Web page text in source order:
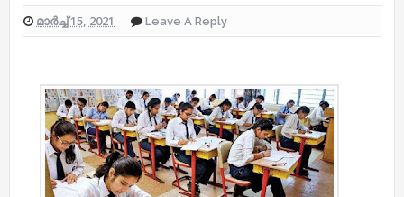
മാർച്ച് 15, 2021 Leave A Reply